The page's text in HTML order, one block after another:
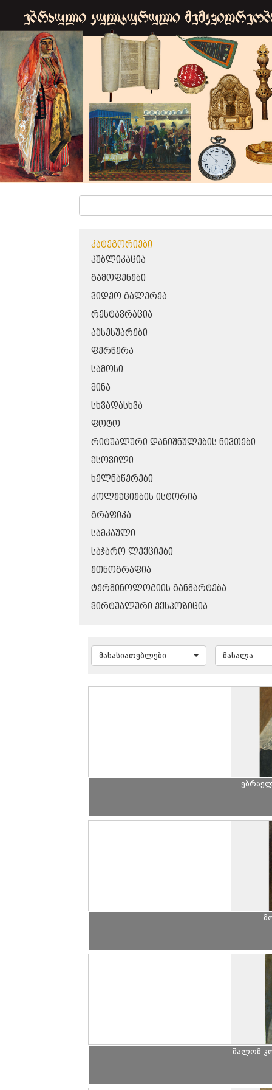
ᲙᲐᲢᲔᲒᲝᲠᲘᲔᲑᲘ
ᲞᲣᲑᲚᲘᲙᲐᲪᲘᲐ
ᲒᲐᲛᲝᲤᲔᲜᲔᲑᲘ
ᲕᲘᲓᲔᲝ ᲒᲐᲚᲔᲠᲔᲐ
ᲠᲔᲡᲢᲐᲕᲠᲐᲪᲘᲐ
ᲐᲥᲡᲔᲡᲣᲐᲠᲔᲑᲘ
ᲤᲔᲠᲬᲔᲠᲐ
ᲡᲐᲛᲝᲡᲘ
ᲛᲘᲜᲐ
ᲡᲮᲕᲐᲓᲐᲡᲮᲕᲐ
ᲤᲝᲢᲝ
ᲠᲘᲢᲣᲐᲚᲣᲠᲘ ᲓᲐᲜᲘᲨᲜᲣᲚᲔᲑᲘᲡ ᲜᲘᲕᲗᲔᲑᲘ
ᲥᲡᲝᲕᲘᲚᲘ
ᲮᲔᲚᲜᲐᲬᲔᲠᲔᲑᲘ
ᲙᲝᲚᲔᲥᲪᲘᲔᲑᲘᲡ ᲘᲡᲢᲝᲠᲘᲐ
ᲒᲠᲐᲤᲘᲙᲐ
ᲡᲐᲛᲙᲐᲣᲚᲘ
ᲡᲐᲯᲐᲠᲝ ᲚᲔᲥᲪᲘᲔᲑᲘ
ᲔᲗᲜᲝᲒᲠᲐᲤᲘᲐ
ᲢᲔᲠᲛᲘᲜᲝᲚᲝᲒᲘᲘᲡ ᲒᲐᲜᲛᲐᲠᲢᲔᲑᲐ
ᲕᲘᲠᲢᲣᲐᲚᲣᲠᲘ ᲔᲥᲡᲞᲝᲖᲘᲪᲘᲐ
მახასიათებლები მასალა
შალომ